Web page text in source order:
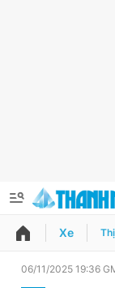
QUẢNG CÁO
Xe
06/11/2025 19:36